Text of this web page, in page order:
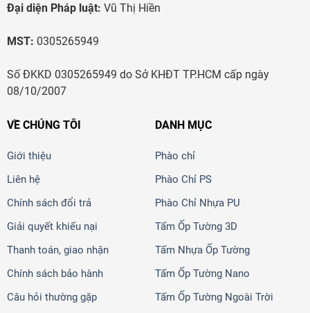
Đại diện Pháp luật: Vũ Thị Hiền
MST: 0305265949
Số ĐKKD 0305265949 do Sở KHĐT TP.HCM cấp ngày
08/10/2007
VỀ CHÚNG TÔI
Giới thiệu
Liên hệ
Chính sách đổi trả
Giải quyết khiếu nại
Thanh toán, giao nhận
Chính sách bảo hành
Câu hỏi thường gặp
DANH MỤC
Phào chỉ
Phào Chỉ PS
Phào Chỉ Nhựa PU
Tấm Ốp Tường 3D
Tấm Nhựa Ốp Tường
Tấm Ốp Tường Nano
Tấm Ốp Tường Ngoài Trời